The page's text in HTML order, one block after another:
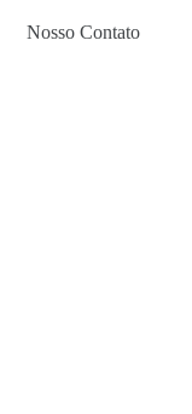
Nosso Contato